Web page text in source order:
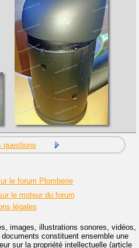
questions
le forum Plomberie
le moteur du forum
légales
images, illustrations sonores, vidéos,
constituent ensemble une
sur la propriété intellectuelle (article